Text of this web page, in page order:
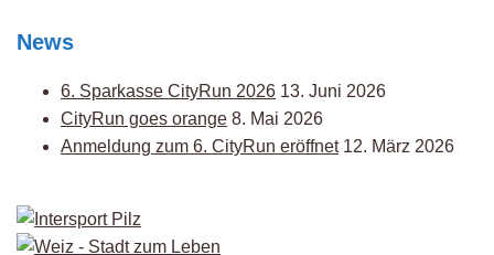
News
6. Sparkasse CityRun 2026 13. Juni 2026
CityRun goes orange 8. Mai 2026
Anmeldung zum 6. CityRun eröffnet 12. März 2026